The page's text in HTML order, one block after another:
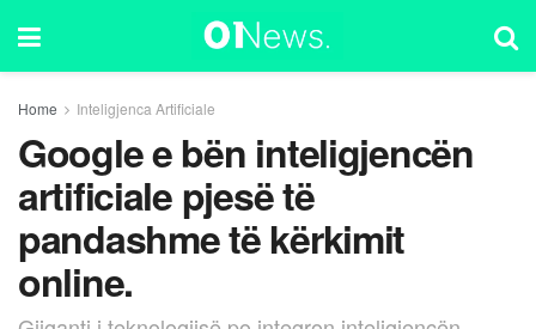
Home Inteligjenca Artificiale
Google e bën inteligjencën
artificiale pjesë të
pandashme të kërkimit
online.